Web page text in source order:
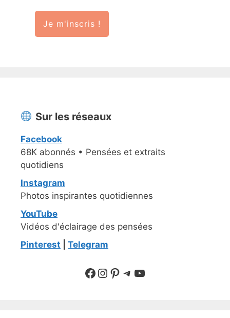
Je m'inscris !
Sur les réseaux
Facebook
68K abonnés • Pensées et extraits
quotidiens
Instagram
Photos inspirantes quotidiennes
YouTube
Vidéos d'éclairage des pensées
Pinterest
Telegram
Suivre sur Facebook
Suivre sur Instagram
Pinterest
Sur Telegram
YouTube